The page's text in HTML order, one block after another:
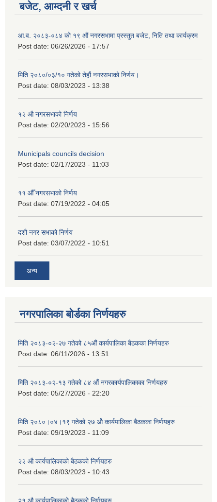
बजेट, आम्दनी र खर्च
आ.व. २०८३-०८४ को १९ औं नगरसभामा प्रस्तुत बजेट, निति तथा कार्यक्रम
Post date: 06/26/2026 - 17:57
मिति २०८०/०३/१० गतेको तेर्हौ नगरसभाको निर्णय।
Post date: 08/03/2023 - 13:38
१२ औ नगरसभाको निर्णय
Post date: 02/20/2023 - 15:56
Municipals councils decision
Post date: 02/17/2023 - 11:03
११ ‌औँ नगरसभाको निर्णय
Post date: 07/19/2022 - 04:05
दशौ नगर सभाको निर्णय
Post date: 03/07/2022 - 10:51
अन्य
नगरपालिका बोर्डका निर्णयहरु
मिति २०८३-०२-२७ गतेको ८५औं कार्यपालिका बैठकका निर्णयहरु
Post date: 06/11/2026 - 13:51
मिति २०८३-०२-१३ गतेको ८४ औं नगरकार्यपालिकाका निर्णयहरु
Post date: 05/27/2026 - 22:20
मिति २०८०।०४।१९ गतेको २७ ‌‍‌ओेै कार्यपालिका बैठकका निर्णयहरु
Post date: 09/19/2023 - 11:09
२‍२ औ कार्यपालिकाको बैठकको निर्णयहरु
Post date: 08/03/2023 - 10:43
२‍१ औ कार्यपालिकाको बैठकको निर्णयहरु